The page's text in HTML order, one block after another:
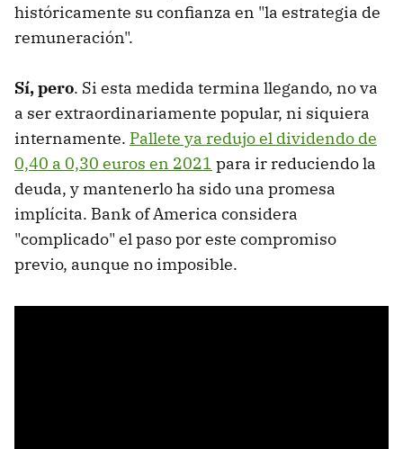
históricamente su confianza en "la estrategia de
remuneración".
Sí, pero. Si esta medida termina llegando, no va
a ser extraordinariamente popular, ni siquiera
internamente. Pallete ya redujo el dividendo de
0,40 a 0,30 euros en 2021 para ir reduciendo la
deuda, y mantenerlo ha sido una promesa
implícita. Bank of America considera
"complicado" el paso por este compromiso
previo, aunque no imposible.